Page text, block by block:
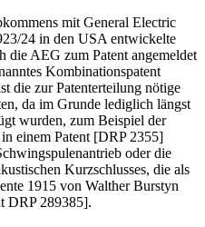
mit General Electric
24 in den USA entwickelte
die AEG zum Patent angemeldet
Kombinationspatent
die zur Patenterteilung nötige
da im Grunde lediglich längst
wurden, zum Beispiel der
einem Patent [DRP 2355]
oder die
Kurzschlusses, die als
1915 von Walther Burstyn
DRP 289385].